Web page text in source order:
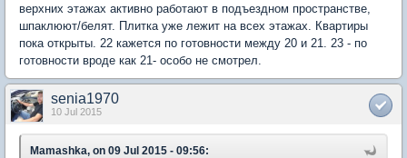
верхних этажах активно работают в подъездном пространстве,
шпаклюют/белят. Плитка уже лежит на всех этажах. Квартиры
пока открыты. 22 кажется по готовности между 20 и 21. 23 - по
готовности вроде как 21- особо не смотрел.
senia1970
10 Jul 2015
Mamashka, on 09 Jul 2015 - 09:56: